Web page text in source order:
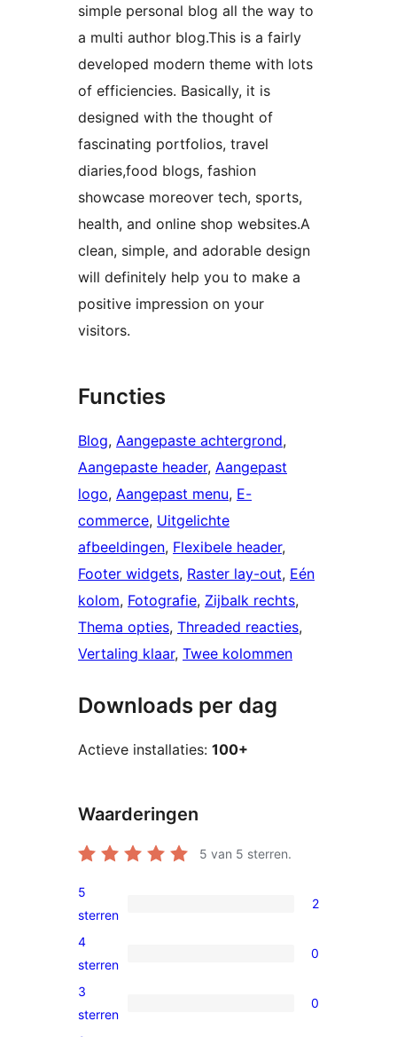
simple personal blog all the way to
a multi author blog.This is a fairly
developed modern theme with lots
of efficiencies. Basically, it is
designed with the thought of
fascinating portfolios, travel
diaries,food blogs, fashion
showcase moreover tech, sports,
health, and online shop websites.A
clean, simple, and adorable design
will definitely help you to make a
positive impression on your
visitors.
Functies
Blog, Aangepaste achtergrond
Aangepaste header, Aangepast
logo, Aangepast menu, E-
commerce, Uitgelichte
afbeeldingen, Flexibele header
Footer widgets, Raster lay-out, Eén
kolom, Fotografie, Zijbalk rechts
Thema opties, Threaded reacties
Vertaling klaar, Twee kolommen
Downloads per dag
Actieve installaties: 100+
Waarderingen
5 van 5 sterren.
2
5
sterren
5
sterren
2
0
4
sterren
4
sterren
0
0
3
sterren
0